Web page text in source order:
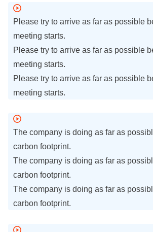
Please try to arrive as far as possible
meeting starts.
Please try to arrive as far as possible
meeting starts.
Please try to arrive as far as possible
meeting starts.
The company is doing as far as
carbon footprint.
The company is doing as far as
carbon footprint.
The company is doing as far as
carbon footprint.